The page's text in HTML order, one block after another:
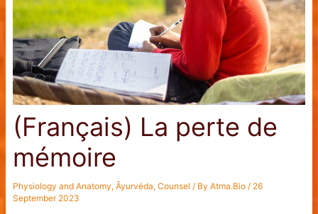
(Français) La perte de
mémoire
Physiology and Anatomy, Āyurvéda, Counsel / By Atma.Bio / 26
September 2023